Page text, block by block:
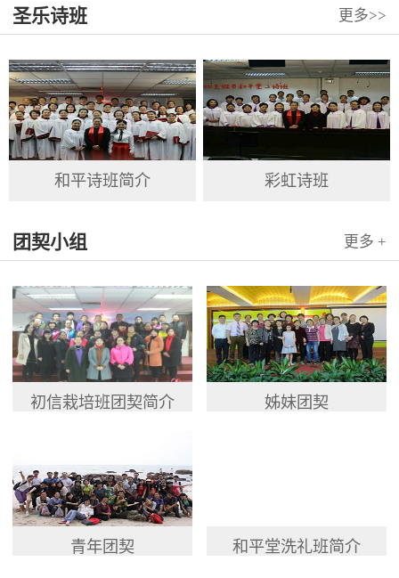
况比较复杂。基督教和平堂自11
月19日起，执行实施“双暂停”
圣乐诗班 更多>>
和平诗班简介 彩虹诗班
团契小组 更多 +
初信栽培班团契简介 姊妹团契
青年团契 和平堂洗礼班简介